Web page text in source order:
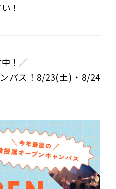
！
！／
パス！8/23(土)・8/24